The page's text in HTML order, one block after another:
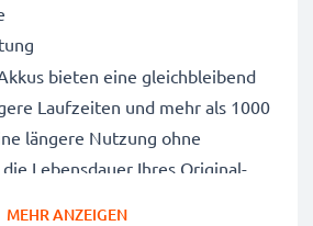
bieten eine gleichbleibend
Laufzeiten und mehr als 1000
längere Nutzung ohne
Lebensdauer Ihres Original-
MEHR ANZEIGEN